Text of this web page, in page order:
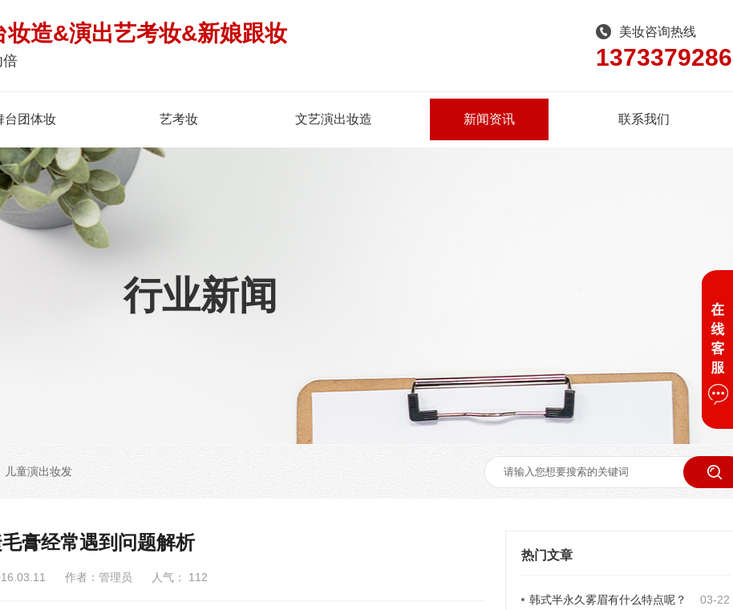
妆造&演出艺考妆&新娘跟妆
倍
美妆咨询热线
台团体妆 艺考妆 文艺演出妆造 新闻资讯 联系我们
行业新闻
儿童演出妆发
膏经常遇到问题解析
作者：管理员 人气： 112
热门文章
韩式半永久雾眉有什么特点呢？ 03-22